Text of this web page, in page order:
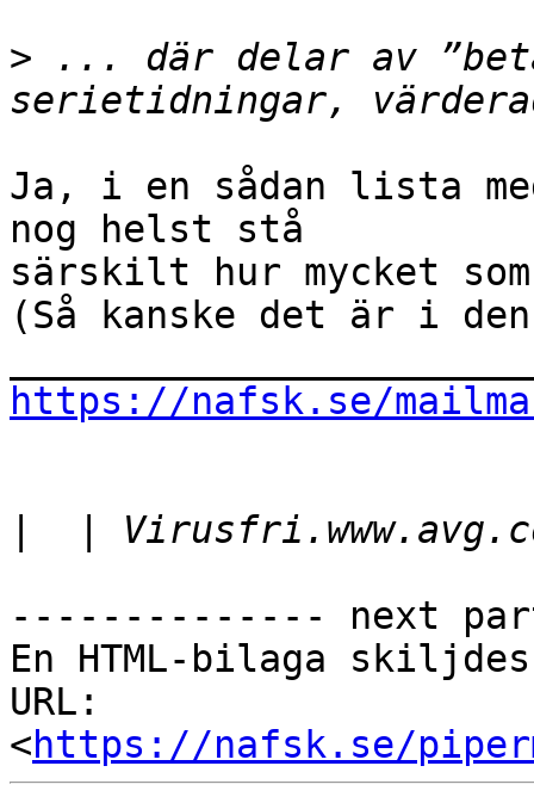
> ... där delar av
Ja, i en sådan lista
nog helst stå
särskilt hur mycket
(Så kanske det är i
https://nafsk.se/
-------------- next
En HTML-bilaga
URL:
<https://nafsk.se/